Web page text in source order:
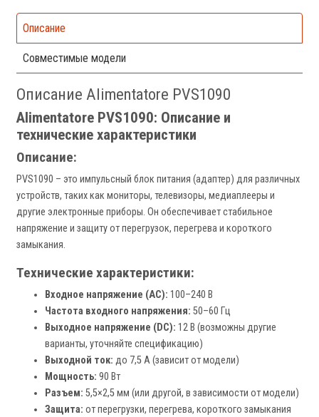
Описание
Совместимые модели
Описание Alimentatore PVS1090
Alimentatore PVS1090: Описание и
технические характеристики
Описание:
PVS1090 – это импульсный блок питания (адаптер) для различных
устройств, таких как мониторы, телевизоры, медиаплееры и
другие электронные приборы. Он обеспечивает стабильное
напряжение и защиту от перегрузок, перегрева и короткого
замыкания.
Технические характеристики:
Входное напряжение (AC): 100–240 В
Частота входного напряжения: 50–60 Гц
Выходное напряжение (DC): 12 В (возможны другие
варианты, уточняйте спецификацию)
Выходной ток: до 7,5 А (зависит от модели)
Мощность: 90 Вт
Разъем: 5,5×2,5 мм (или другой, в зависимости от модели)
Защита: от перегрузки, перегрева, короткого замыкания